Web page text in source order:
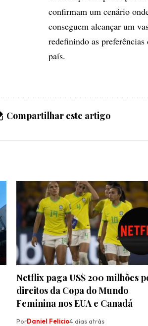
confirmam um cenário
conseguem alcançar um
redefinindo as
país.
Compartilhar este artigo
Netflix paga US$ 200 milhões
direitos da Copa do Mundo
Feminina nos EUA e Canadá
PorDaniel Felicio4 dias atrás